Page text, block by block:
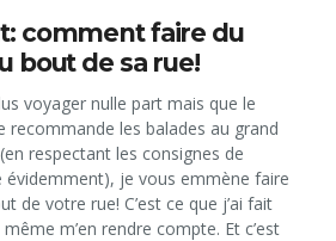
comment faire du
bout de sa rue!
voyager nulle part mais que le
recommande les balades au grand
respectant les consignes de
évidemment), je vous emmène faire
de votre rue! C’est ce que j’ai fait
m’en rendre compte. Et c’est